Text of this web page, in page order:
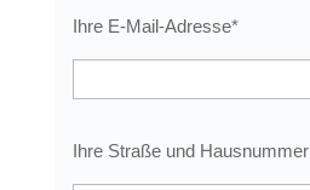
Ihre E-Mail-Adresse*
Ihre Straße und Hausnummer